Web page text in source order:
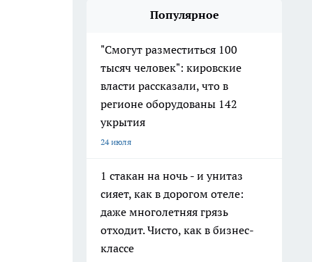
Популярное
"Смогут разместиться 100
тысяч человек": кировские
власти рассказали, что в
регионе оборудованы 142
укрытия
24 июля
1 стакан на ночь - и унитаз
сияет, как в дорогом отеле:
даже многолетняя грязь
отходит. Чисто, как в бизнес-
классе